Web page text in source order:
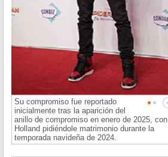
Su compromiso fue reportado
inicialmente tras la aparición del
anillo de compromiso en enero de 2025, con
Holland pidiéndole matrimonio durante la
temporada navideña de 2024.